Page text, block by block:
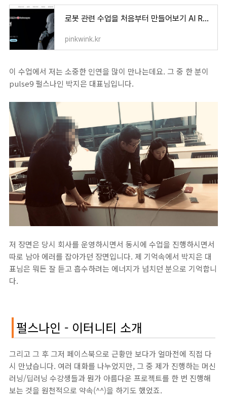
로봇 관련 수업을 처음부터 만들어보기 AI Robot
pinkwink.kr
이 수업에서 저는 소중한 인연을 많이 만나는데요. 그 중 한 분이
pulse9 펄스나인 박지은 대표님입니다.
저 장면은 당시 회사를 운영하시면서 동시에 수업을 진행하시면서
따로 남아 에러를 잡아가던 장면입니다. 제 기억속에서 박지은 대
표님은 뭐든 잘 듣고 흡수하려는 에너지가 넘치던 분으로 기억합니
다.
펄스나인 - 이터니티 소개
그리고 그 후 그저 페이스북으로 근황만 보다가 얼마전에 직접 다
시 만났습니다. 여러 대화를 나누었지만, 그 중 제가 진행하는 머신
러닝/딥러닝 수강생들과 뭔가 아름다운 프로젝트를 한 번 진행해
보는 것을 원천적으로 약속(^^)을 하기도 했었죠.